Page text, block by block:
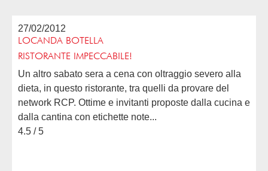
27/02/2012
LOCANDA BOTELLA
RISTORANTE IMPECCABILE!
Un altro sabato sera a cena con oltraggio severo alla
dieta, in questo ristorante, tra quelli da provare del
network RCP. Ottime e invitanti proposte dalla cucina e
dalla cantina con etichette note...
4.5 / 5